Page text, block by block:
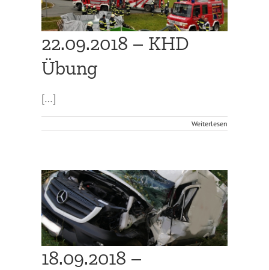
22.09.2018 – KHD
Übung
[…]
Weiterlesen
18.09.2018 –